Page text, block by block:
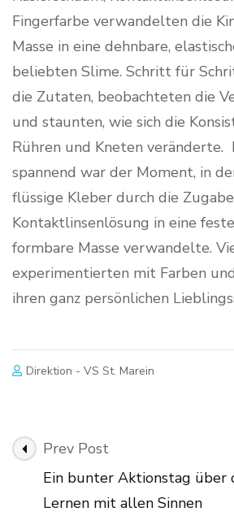
Fingerfarbe verwandelten die
Masse in eine dehnbare,
beliebten Slime. Schritt für
die Zutaten, beobachteten die
und staunten, wie sich die
Rühren und Kneten veränderte.
spannend war der Moment, in
flüssige Kleber durch die
Kontaktlinsenlösung in eine
formbare Masse verwandelte.
experimentierten mit Farben
ihren ganz persönlichen
Direktion - VS St. Marein
Post
Navigation
Prev Post
Ein bunter Aktionstag über
Lernen mit allen Sinnen